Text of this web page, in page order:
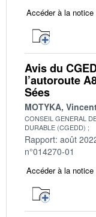
Accéder à la notice
Avis du
l’autoroute
Sées
MOTYKA,
CONSEIL GENERAL
DURABLE (CGEDD)
Rapport: août
n°014270-01
Accéder à la notice